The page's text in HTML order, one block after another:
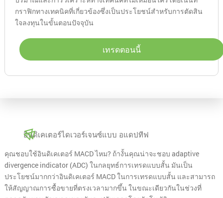
กราฟิกทางเทคนิคที่เกี่ยวข้องซึ่งเป็นประโยชน์สำหรับการตัดสิน
ใจลงทุนในขั้นตอนปัจจุบัน
เทรดตอนนี้
อินดิเคเตอร์ไดเวอร์เจนซ์แบบ อแดปทีฟ
คุณชอบใช้อินดิเคเตอร์ MACD ไหม? ถ้างั้นคุณน่าจะชอบ adaptive
divergence indicator (ADC) ในกลยุทธ์การเทรดแบบสั้น มันเป็น
ประโยชน์มากกว่าอินดิเคเตอร์ MACD ในการเทรดแบบสั้น และสามารถ
ให้สัญญาณการซื้อขายที่ตรงเวลามากขึ้น ในขณะเดียวกันในช่วงที่